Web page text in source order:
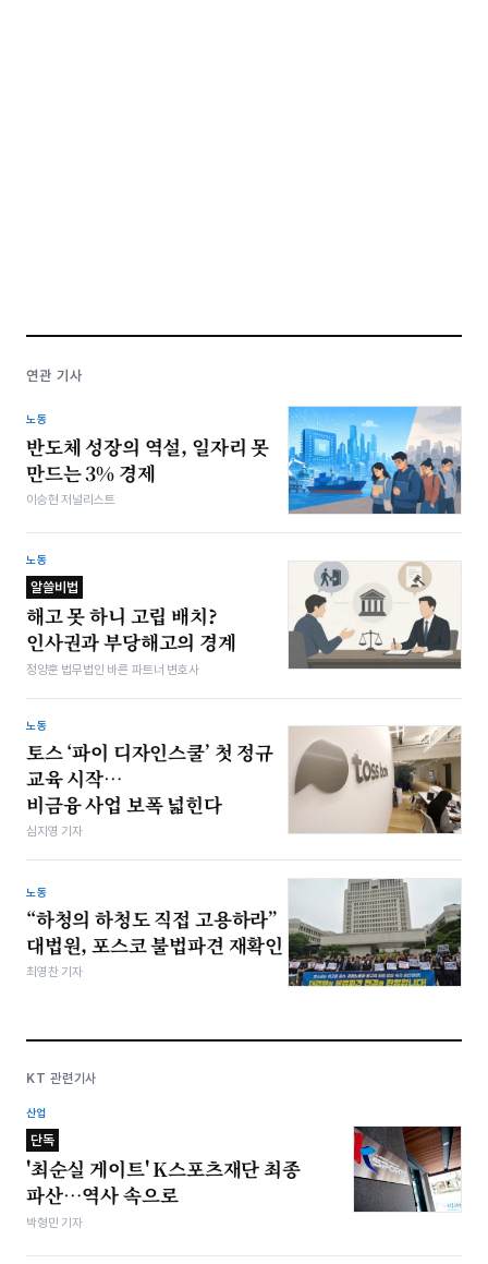
연관 기사
노동
반도체 성장의 역설, 일자리 못
만드는 3% 경제
이승현 저널리스트
노동
알쓸비법
해고 못 하니 고립 배치?
인사권과 부당해고의 경계
정양훈 법무법인 바른 파트너 변호사
노동
토스 ‘파이 디자인스쿨’ 첫 정규
교육 시작…
비금융 사업 보폭 넓힌다
심지영 기자
노동
“하청의 하청도 직접 고용하라”
대법원, 포스코 불법파견 재확인
최영찬 기자
KT 관련기사
산업
단독
'최순실 게이트' K스포츠재단 최종
파산…역사 속으로
박형민 기자